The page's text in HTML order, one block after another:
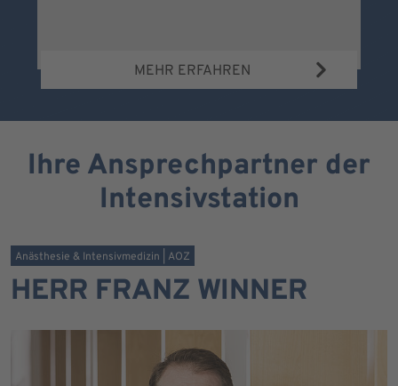
MEHR ERFAHREN
Ihre Ansprechpartner der
Intensivstation
Anästhesie & Intensivmedizin | AOZ
HERR FRANZ WINNER